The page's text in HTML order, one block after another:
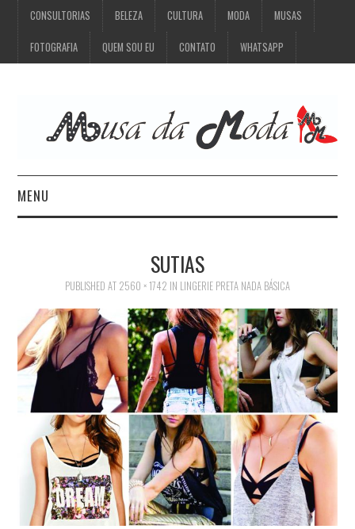
CONSULTORIAS BELEZA CULTURA MODA MUSAS
FOTOGRAFIA QUEM SOU EU CONTATO WHATSAPP
MENU
CULTURA
MODA
MUSAS
FOTOGRAFIA
QUEM SOU EU
CONTATO
SUTIAS
PUBLISHED AT 2560 × 1742 IN LINGERIE PRETA NADA BÁSICA